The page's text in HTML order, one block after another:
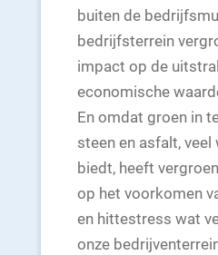
buiten de
bedrijfsterrein
impact op de
economische
En omdat groen in
steen en asfalt,
biedt, heeft
op het voorkomen
en hittestress wat
onze